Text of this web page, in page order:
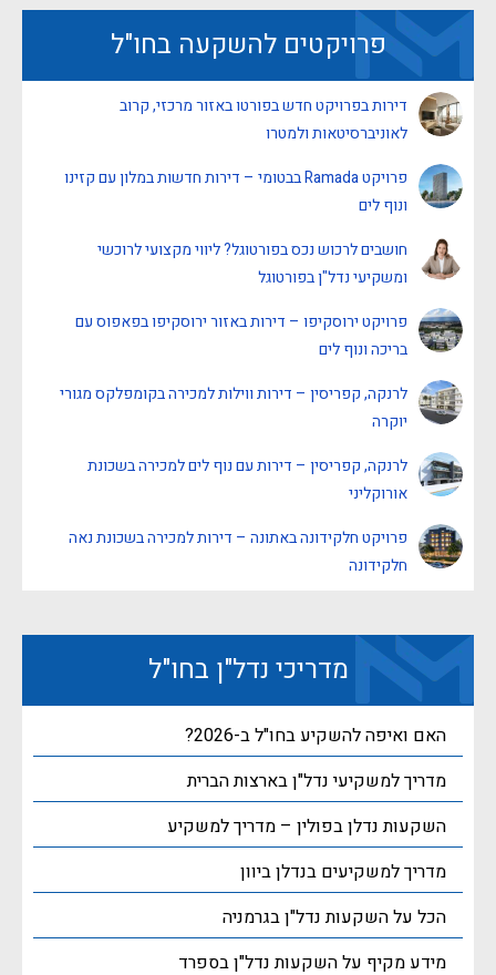
פרויקטים להשקעה בחו"ל
דירות בפרויקט חדש בפורטו באזור מרכזי, קרוב
לאוניברסיטאות ולמטרו
פרויקט Ramada בבטומי – דירות חדשות במלון עם קזינו
ונוף לים
חושבים לרכוש נכס בפורטוגל? ליווי מקצועי לרוכשי
ומשקיעי נדל"ן בפורטוגל
פרויקט ירוסקיפו – דירות באזור ירוסקיפו בפאפוס עם
בריכה ונוף לים
לרנקה, קפריסין – דירות ווילות למכירה בקומפלקס מגורי
יוקרה
לרנקה, קפריסין – דירות עם נוף לים למכירה בשכונת
אורוקליני
פרויקט חלקידונה באתונה – דירות למכירה בשכונת נאה
חלקידונה
מדריכי נדל"ן בחו"ל
האם ואיפה להשקיע בחו"ל ב-2026?
מדריך למשקיעי נדל"ן בארצות הברית
השקעות נדלן בפולין – מדריך למשקיע
מדריך למשקיעים בנדלן ביוון
הכל על השקעות נדל"ן בגרמניה
מידע מקיף על השקעות נדל"ן בספרד